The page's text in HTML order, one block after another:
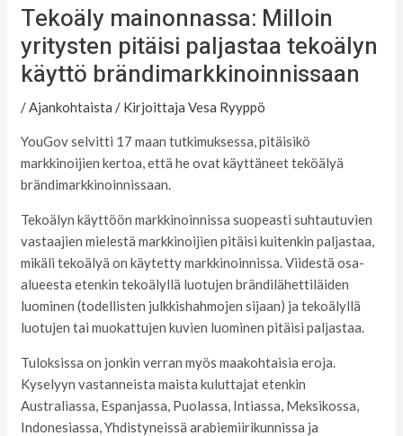
Tekoäly mainonnassa: Milloin
yritysten pitäisi paljastaa tekoälyn
käyttö brändimarkkinoinnissaan
/Ajankohtaista / KirjoittajaVesa Ryyppö
YouGov selvitti 17 maan tutkimuksessa, pitäisikö
markkinoijien kertoa, että he ovat käyttäneet teköälyä
brändimarkkinoinnissaan.
Tekoälyn käyttöön markkinoinnissa suopeasti suhtautuvien
vastaajien mielestä markkinoijien pitäisi kuitenkin paljastaa,
mikäli tekoälyä on käytetty markkinoinnissa. Viidestä osa-
alueesta etenkin tekoälyllä luotujen brändilähettiläiden
luominen (todellisten julkkishahmojen sijaan) ja tekoälyllä
luotujen tai muokattujen kuvien luominen pitäisi paljastaa.
Tuloksissa on jonkin verran myös maakohtaisia eroja.
Kyselyyn vastanneista maista kuluttajat etenkin
Australiassa, Espanjassa, Puolassa, Intiassa, Meksikossa,
Indonesiassa, Yhdistyneissä arabiemiirikunnissa ja